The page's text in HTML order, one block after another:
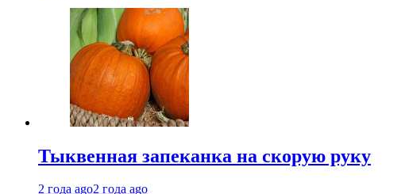
Тыквенная запеканка на скорую руку
2 года ago2 года ago